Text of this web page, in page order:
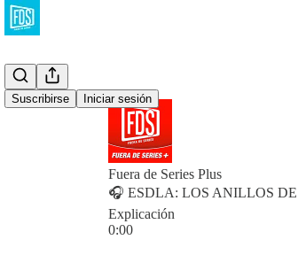
Suscribirse Iniciar sesión
Fuera de Series Plus
🎧 ESDLA: LOS ANILLOS DE
Explicación
0:00